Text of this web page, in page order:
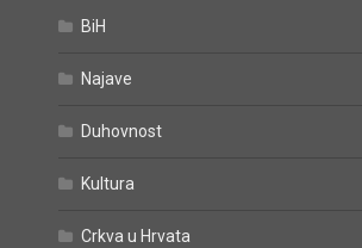
BiH
Najave
Duhovnost
Kultura
Crkva u Hrvata